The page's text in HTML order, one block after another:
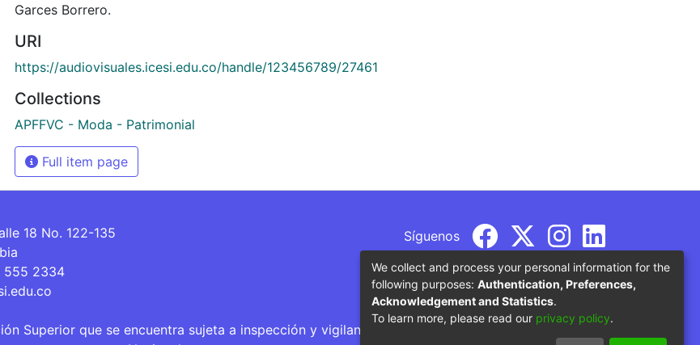
Garces Borrero.
URI
https://audiovisuales.icesi.edu.co/handle/123456789/27461
Collections
APFFVC - Moda - Patrimonial
Full item page
18 No. 122-135
555 2334
Síguenos
Superior que se encuentra sujeta a inspección y vigilancia por parte del Ministerio de Educación
We collect and process your personal information for the
following purposes: Authentication, Preferences,
Acknowledgement and Statistics.
To learn more, please read our privacy policy.